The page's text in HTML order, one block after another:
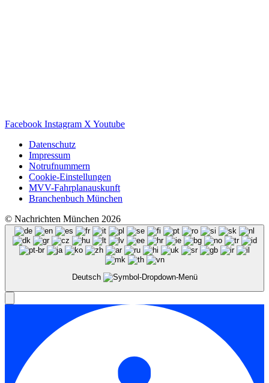
Facebook Instagram X Youtube
Datenschutz
Impressum
Notrufnummern
Cookie-Einstellungen
MVV-Fahrplanauskunft
Branchenbuch München
© Nachrichten München 2026
Deutsch